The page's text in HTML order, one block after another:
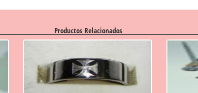
Productos Relacionados